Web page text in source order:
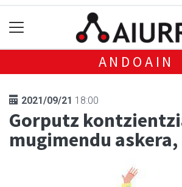
ANDOAIN
2021/09/21 18:00
Gorputz
mugimendu